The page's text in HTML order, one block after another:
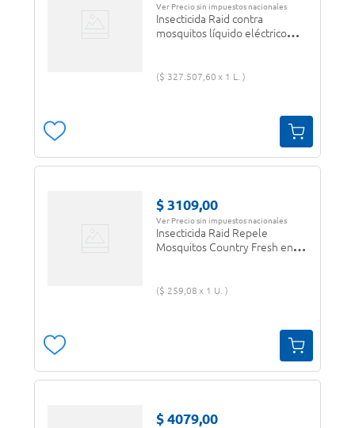
Ver Precio sin impuestos nacionales
Insecticida Raid contra
mosquitos líquido eléctrico
$ 327.507,60 1 L.
$ 3109,00
Ver Precio sin impuestos nacionales
Insecticida Raid Repele
Mosquitos Country Fresh en
$ 259,08 1 U.
$ 4079,00